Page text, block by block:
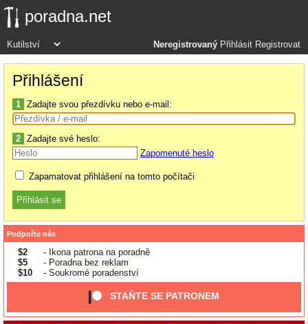
poradna.net
Neregistrovaný Přihlásit Registrovat
Přihlášení
1 Zadajte svou přezdívku nebo e-mail:
2 Zadajte své heslo:
Zapomenuté heslo
Zapamatovat přihlášení na tomto počítači
Podpořte nás
$2
- Ikona patrona na poradně
$5
- Poradna bez reklam
$10
- Soukromé poradenství
STAŇTE SE PATRONEM